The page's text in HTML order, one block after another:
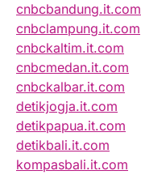
cnbcbandung.it.com
cnbclampung.it.com
cnbckaltim.it.com
cnbcmedan.it.com
cnbckalbar.it.com
detikjogja.it.com
detikpapua.it.com
detikbali.it.com
kompasbali.it.com